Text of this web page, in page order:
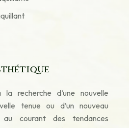
recherche d’une nouvelle
tenue ou d’un nouveau
au courant des tendances